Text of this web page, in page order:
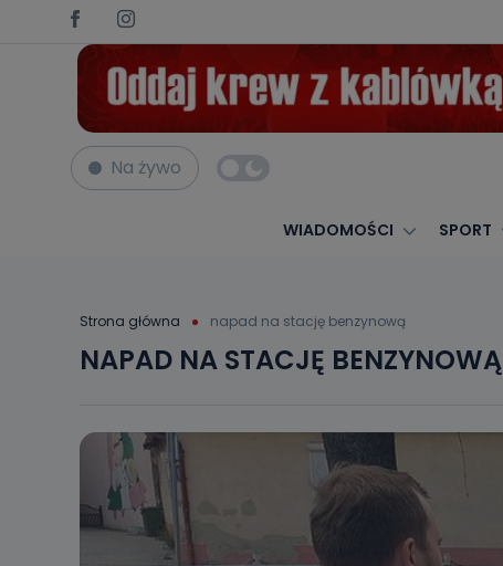
Na żywo
WIADOMOŚCI SPORT
Strona główna napad na stację benzynową
NAPAD NA STACJĘ BENZYNOWĄ